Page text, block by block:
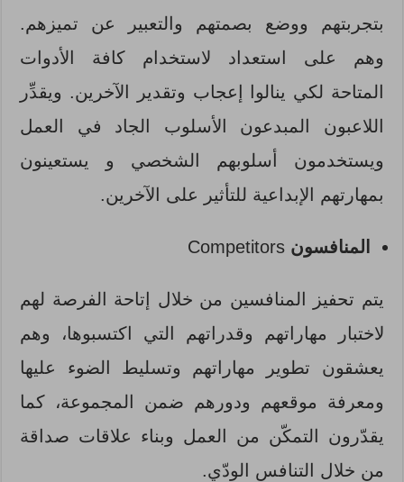
بتجربتهم ووضع بصمتهم والتعبير عن تميزهم.
وهم على استعداد لاستخدام كافة الأدوات
المتاحة لكي ينالوا إعجاب وتقدير الآخرين. ويقدِّر
اللاعبون المبدعون الأسلوب الجاد في العمل
ويستخدمون أسلوبهم الشخصي و يستعينون
بمهارتهم الإبداعية للتأثير على الآخرين.
المنافسونCompetitors
يتم تحفيز المنافسين من خلال إتاحة الفرصة لهم
لاختبار مهاراتهم وقدراتهم التي اكتسبوها، وهم
يعشقون تطوير مهاراتهم وتسليط الضوء عليها
ومعرفة موقعهم ودورهم ضمن المجموعة، كما
يقدّرون التمكّن من العمل وبناء علاقات صداقة
من خلال التنافس الودّي.